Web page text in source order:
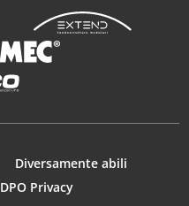
Diversamente abili
DPO Privacy